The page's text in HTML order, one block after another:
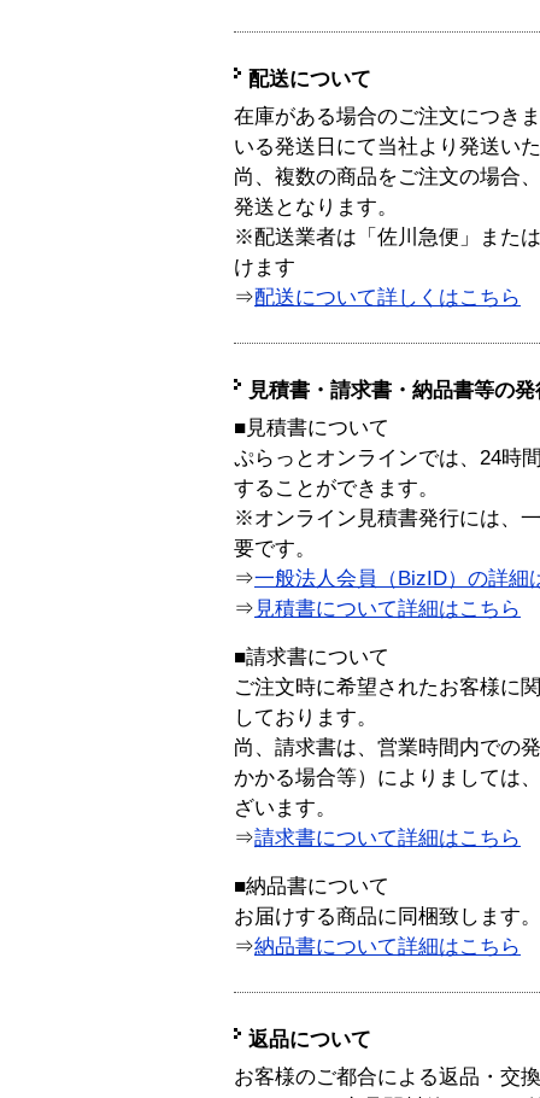
配送について
在庫がある場合のご注文につき
いる発送日にて当社より発送い
尚、複数の商品をご注文の場合
発送となります。
※配送業者は「佐川急便」また
けます
⇒配送について詳しくはこちら
見積書・請求書・納品書等の
■見積書について
ぷらっとオンラインでは、24時
することができます。
※オンライン見積書発行には、
要です。
⇒一般法人会員（BizID）の詳細
⇒ 見積書について詳細はこちら
■請求書について
ご注文時に希望されたお客様に
しております。
尚、請求書は、営業時間内での
かかる場合等）によりましては
ざいます。
⇒請求書について詳細はこちら
■納品書について
お届けする商品に同梱致します。
⇒納品書について詳細はこちら
返品について
お客様のご都合による返品・交